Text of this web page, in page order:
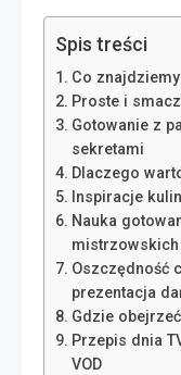
Spis treści
Co
Proste i
Gotowanie z
sekretami
Dlaczego
Inspiracje
Nauka
mistrzowskich
Oszczędność
prezentacja
Gdzie
Przepis dnia
VOD